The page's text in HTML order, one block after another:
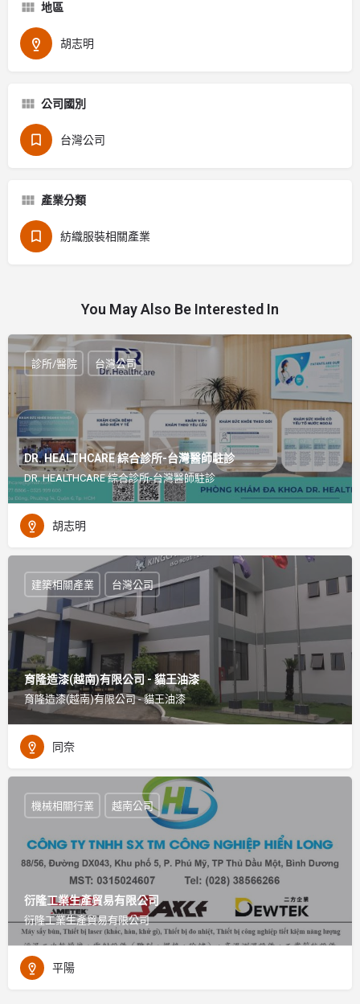
地區
胡志明
公司國別
台灣公司
產業分類
紡織服裝相關產業
You May Also Be Interested In
DR. HEALTHCARE 綜合診所-台灣醫師駐診
DR. HEALTHCARE 綜合診所-台灣醫師駐診
診所/醫院 台灣公司
胡志明
育隆造漆(越南)有限公司 - 貓王油漆
育隆造漆(越南)有限公司 - 貓王油漆
建築相關產業 台灣公司
同奈
衍隆工業生產貿易有限公司
衍隆工業生產貿易有限公司
機械相關行業 越南公司
平陽